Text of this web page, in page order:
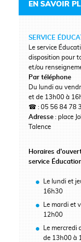
EN SAVOIR
SERVICE
Le service
disposition pour
et/ou
Par téléphone
Du lundi au
et de 13h00 à
☎ : 05 56 84 78
Adresse: place
Talence
Horaires
service
Le lundi et
16h30
Le mardi et
12h00
Le mercredi
de 13h00 à